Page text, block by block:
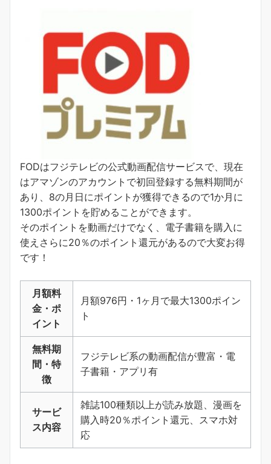
FODはフジテレビの公式動画配信サービスで、現在
はアマゾンのアカウントで初回登録する無料期間が
あり、8の月日にポイントが獲得できるので1か月に
1300ポイントを貯めることができます。
そのポイントを動画だけでなく、電子書籍を購入に
使えさらに20％のポイント還元があるので大変お得
です！
月額料
金・ポ
イント
月額976円・1ヶ月で最大1300ポイン
ト
無料期
間・特
徴
フジテレビ系の動画配信が豊富・電
子書籍・アプリ有
サービ
ス内容
雑誌100種類以上が読み放題、漫画を
購入時20％ポイント還元、スマホ対
応